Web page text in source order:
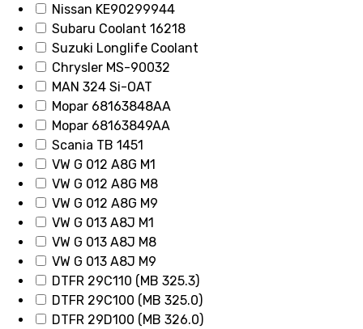
Nissan KE90299944
Subaru Coolant 16218
Suzuki Longlife Coolant
Chrysler MS-90032
MAN 324 Si-OAT
Mopar 68163848AA
Mopar 68163849AA
Scania TB 1451
VW G 012 A8G M1
VW G 012 A8G M8
VW G 012 A8G M9
VW G 013 A8J M1
VW G 013 A8J M8
VW G 013 A8J M9
DTFR 29C110 (MB 325.3)
DTFR 29C100 (MB 325.0)
DTFR 29D100 (MB 326.0)